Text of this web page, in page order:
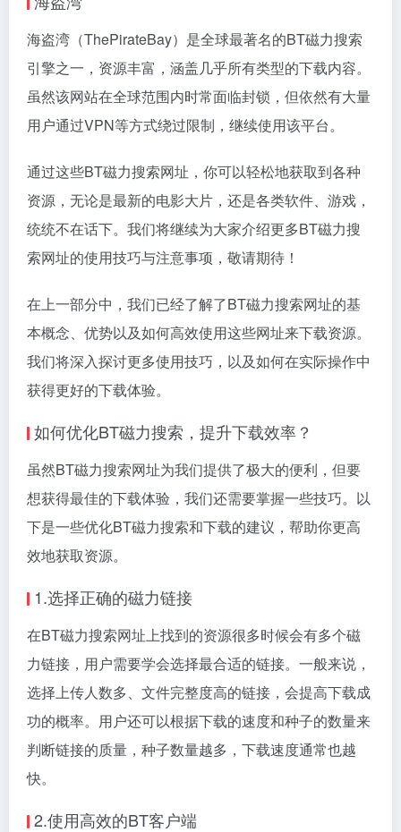
海盗湾（ThePirateBay）是全球最著名的BT磁力搜索
引擎之一，资源丰富，涵盖几乎所有类型的下载内容。
虽然该网站在全球范围内时常面临封锁，但依然有大量
用户通过VPN等方式绕过限制，继续使用该平台。
通过这些BT磁力搜索网址，你可以轻松地获取到各种
资源，无论是最新的电影大片，还是各类软件、游戏，
统统不在话下。我们将继续为大家介绍更多BT磁力搜
索网址的使用技巧与注意事项，敬请期待！
在上一部分中，我们已经了解了BT磁力搜索网址的基
本概念、优势以及如何高效使用这些网址来下载资源。
我们将深入探讨更多使用技巧，以及如何在实际操作中
获得更好的下载体验。
如何优化BT磁力搜索，提升下载效率？
虽然BT磁力搜索网址为我们提供了极大的便利，但要
想获得最佳的下载体验，我们还需要掌握一些技巧。以
下是一些优化BT磁力搜索和下载的建议，帮助你更高
效地获取资源。
1.选择正确的磁力链接
在BT磁力搜索网址上找到的资源很多时候会有多个磁
力链接，用户需要学会选择最合适的链接。一般来说，
选择上传人数多、文件完整度高的链接，会提高下载成
功的概率。用户还可以根据下载的速度和种子的数量来
判断链接的质量，种子数量越多，下载速度通常也越
快。
2.使用高效的BT客户端